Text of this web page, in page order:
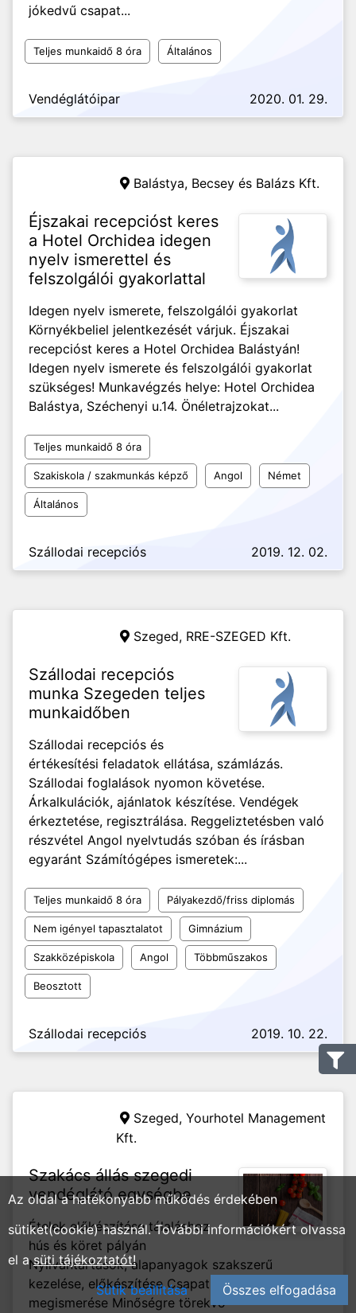
jókedvű csapat...
Teljes munkaidő 8 óra Általános
Vendéglátóipar 2020. 01. 29.
Balástya, Becsey és Balázs Kft.
Éjszakai recepcióst keres
a Hotel Orchidea idegen
nyelv ismerettel és
felszolgálói gyakorlattal
Idegen nyelv ismerete, felszolgálói gyakorlat
Környékbeliel jelentkezését várjuk. Éjszakai
recepcióst keres a Hotel Orchidea Balástyán!
Idegen nyelv ismerete és felszolgálói gyakorlat
szükséges! Munkavégzés helye: Hotel Orchidea
Balástya, Széchenyi u.14. Önéletrajzokat...
Teljes munkaidő 8 óra
Szakiskola / szakmunkás képző Angol Német
Általános
Szállodai recepciós 2019. 12. 02.
Szeged, RRE-SZEGED Kft.
Szállodai recepciós
munka Szegeden teljes
munkaidőben
Szállodai recepciós és
értékesítési feladatok ellátása, számlázás.
Szállodai foglalások nyomon követése.
Árkalkulációk, ajánlatok készítése. Vendégek
érkeztetése, regisztrálása. Reggeliztetésben való
részvétel Angol nyelvtudás szóban és írásban
egyaránt Számítógépes ismeretek:...
Teljes munkaidő 8 óra Pályakezdő/friss diplomás
Nem igényel tapasztalatot Gimnázium
Szakközépiskola Angol Többműszakos
Beosztott
Szállodai recepciós 2019. 10. 22.
Szeged, Yourhotel Management
Kft.
Szakács állás szegedi
vendéglátó egységbe
Ételek előkészítése tálaláshoz
hús és köret pályán
Nyilvántartások, alapanyagok szakszerű
kezelése, előkészítése Csapatmunka, trendnek
megismerése Minőségre törekvő
Az oldal a hatékonyabb működés érdekében
sütiket(cookie) használ. További információkért olvassa
el asüti tájékoztatót!
Sütik beállítása
Összes elfogadása